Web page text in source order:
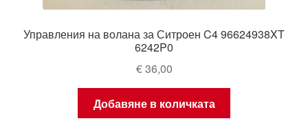
Управления на волана за Ситроен C4 96624938XT
6242P0
€36,00
Добавяне в количката